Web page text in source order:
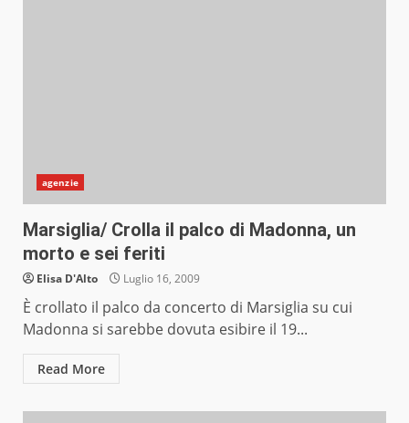
agenzie
Marsiglia/ Crolla il palco di Madonna, un
morto e sei feriti
Elisa D'Alto Luglio 16, 2009
È crollato il palco da concerto di Marsiglia su cui
Madonna si sarebbe dovuta esibire il 19...
Read More